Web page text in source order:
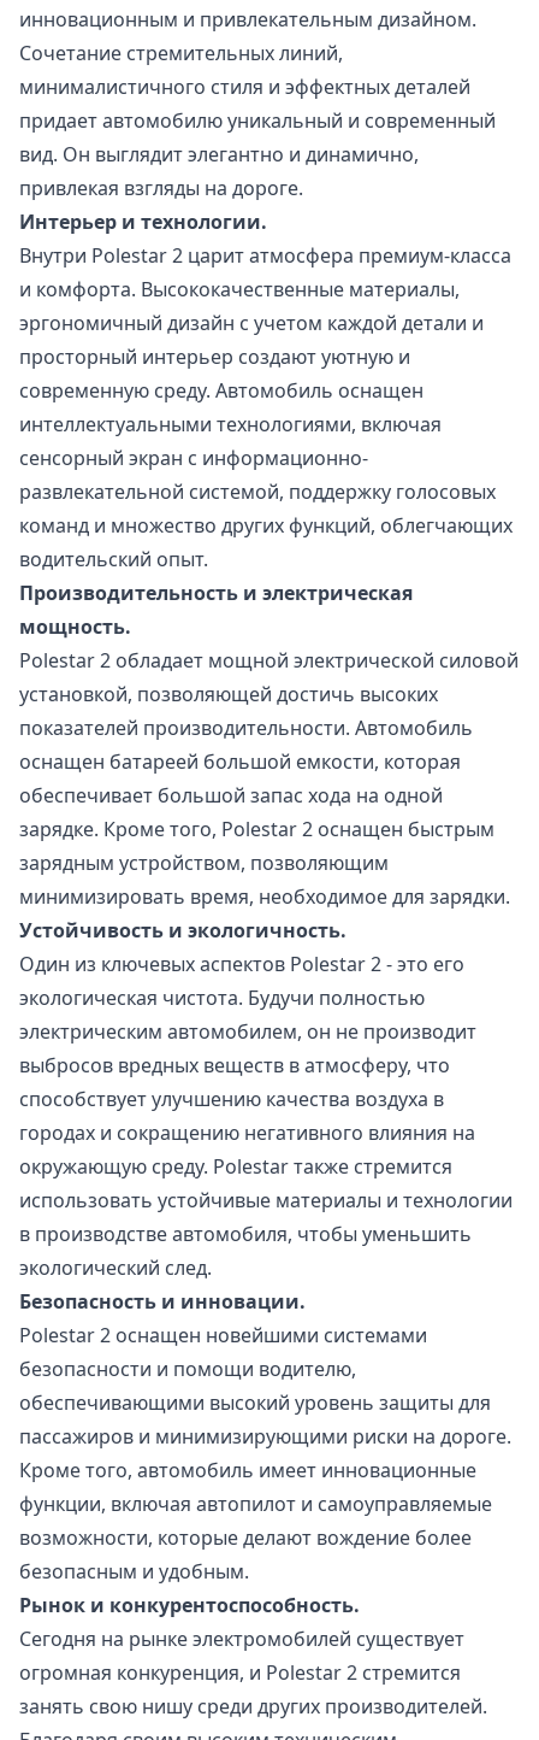
инновационным и привлекательным дизайном.
Сочетание стремительных линий,
минималистичного стиля и эффектных деталей
придает автомобилю уникальный и современный
вид. Он выглядит элегантно и динамично,
привлекая взгляды на дороге.
Интерьер и технологии.
Внутри Polestar 2 царит атмосфера премиум-класса
и комфорта. Высококачественные материалы,
эргономичный дизайн с учетом каждой детали и
просторный интерьер создают уютную и
современную среду. Автомобиль оснащен
интеллектуальными технологиями, включая
сенсорный экран с информационно-
развлекательной системой, поддержку голосовых
команд и множество других функций, облегчающих
водительский опыт.
Производительность и электрическая
мощность.
Polestar 2 обладает мощной электрической силовой
установкой, позволяющей достичь высоких
показателей производительности. Автомобиль
оснащен батареей большой емкости, которая
обеспечивает большой запас хода на одной
зарядке. Кроме того, Polestar 2 оснащен быстрым
зарядным устройством, позволяющим
минимизировать время, необходимое для зарядки.
Устойчивость и экологичность.
Один из ключевых аспектов Polestar 2 - это его
экологическая чистота. Будучи полностью
электрическим автомобилем, он не производит
выбросов вредных веществ в атмосферу, что
способствует улучшению качества воздуха в
городах и сокращению негативного влияния на
окружающую среду. Polestar также стремится
использовать устойчивые материалы и технологии
в производстве автомобиля, чтобы уменьшить
экологический след.
Безопасность и инновации.
Polestar 2 оснащен новейшими системами
безопасности и помощи водителю,
обеспечивающими высокий уровень защиты для
пассажиров и минимизирующими риски на дороге.
Кроме того, автомобиль имеет инновационные
функции, включая автопилот и самоуправляемые
возможности, которые делают вождение более
безопасным и удобным.
Рынок и конкурентоспособность.
Сегодня на рынке электромобилей существует
огромная конкуренция, и Polestar 2 стремится
занять свою нишу среди других производителей.